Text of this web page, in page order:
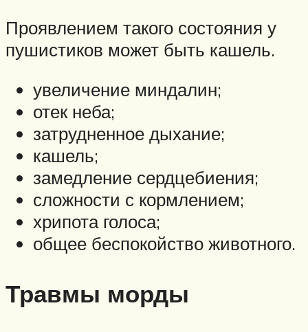
Проявлением такого состояния у
пушистиков может быть кашель.
увеличение миндалин;
отек неба;
затрудненное дыхание;
кашель;
замедление сердцебиения;
сложности с кормлением;
хрипота голоса;
общее беспокойство животного.
Травмы морды